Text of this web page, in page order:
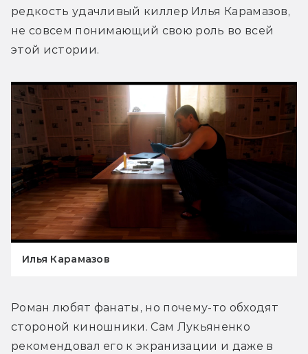
редкость удачливый киллер Илья Карамазов,
не совсем понимающий свою роль во всей
этой истории.
Илья Карамазов
Роман любят фанаты, но почему-то обходят
стороной киношники. Сам Лукьяненко
рекомендовал его к экранизации и даже в